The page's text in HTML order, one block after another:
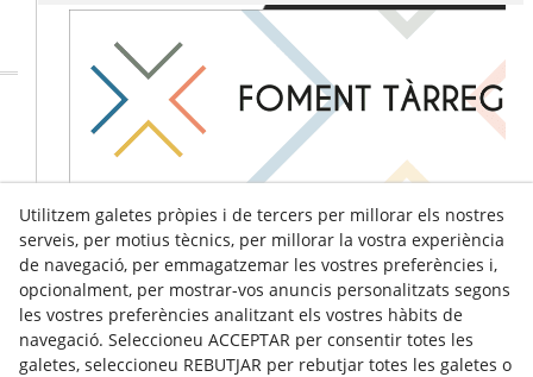
Utilitzem galetes pròpies i de tercers per millorar els nostres
serveis, per motius tècnics, per millorar la vostra experiència
de navegació, per emmagatzemar les vostres preferències i,
opcionalment, per mostrar-vos anuncis personalitzats segons
les vostres preferències analitzant els vostres hàbits de
navegació. Seleccioneu ACCEPTAR per consentir totes les
galetes, seleccioneu REBUTJAR per rebutjar totes les galetes o